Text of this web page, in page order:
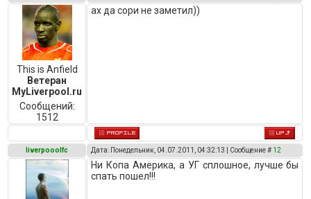
This is Anfield
Ветеран
MyLiverpool.ru
Сообщений:
1512
ах да сори не заметил))
liverpooolfc Дата: Понедельник, 04.07.2011, 04:32:13 | Сообщение # 12
Ни Копа Америка, а УГ сплошное, лучше бы
спать пошел!!!